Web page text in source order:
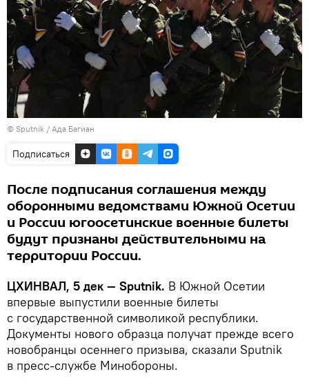
© Sputnik / Ада Багиан
Подписаться
После подписания соглашения между
оборонными ведомствами Южной Осетии
и России югоосетинские военные билеты
будут признаны действительными на
территории России.
ЦХИНВАЛ, 5 дек — Sputnik. В Южной Осетии
впервые выпустили военные билеты
с государственной символикой республики.
Документы нового образца получат прежде всего
новобранцы осеннего призыва, сказали Sputnik
в пресс-службе Минобороны.